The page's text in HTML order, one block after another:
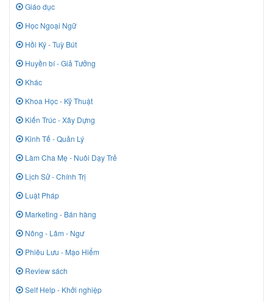
Giáo dục
Học Ngoại Ngữ
Hồi Ký - Tuỳ Bút
Huyền bí - Giả Tưởng
Khác
Khoa Học - Kỹ Thuật
Kiến Trúc - Xây Dựng
Kinh Tế - Quản Lý
Làm Cha Mẹ - Nuôi Dạy Trẻ
Lịch Sử - Chính Trị
Luật Pháp
Marketing - Bán hàng
Nông - Lâm - Ngư
Phiêu Lưu - Mạo Hiểm
Review sách
Self Help - Khởi nghiệp